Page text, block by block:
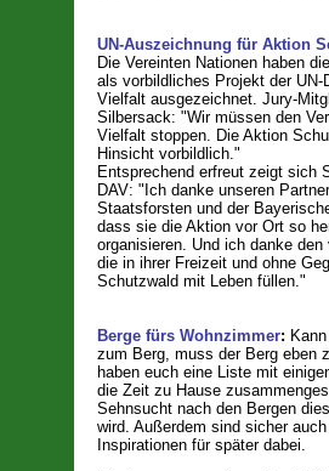
UN-Auszeichnung für Aktion
Die Vereinten Nationen haben
als vorbildliches Projekt der UN-
Vielfalt ausgezeichnet. Jury-
Silbersack: "Wir müssen den
Vielfalt stoppen. Die Aktion
Hinsicht vorbildlich."
Entsprechend erfreut zeigt sich
DAV: "Ich danke unseren
Staatsforsten und der
dass sie die Aktion vor Ort so
organisieren. Und ich danke den
die in ihrer Freizeit und ohne
Schutzwald mit Leben füllen."
Berge fürs Wohnzimmer:
zum Berg, muss der Berg eben
haben euch eine Liste mit
die Zeit zu Hause
Sehnsucht nach den Bergen
wird. Außerdem sind sicher
Inspirationen für später dabei.